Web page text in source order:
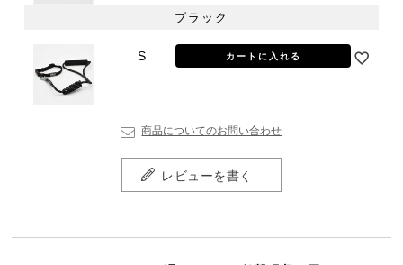
ブラック
S カートに入れる
商品についてのお問い合わせ
レビューを書く